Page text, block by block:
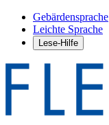
Gebärdensprache
Leichte Sprache
Lese-Hilfe